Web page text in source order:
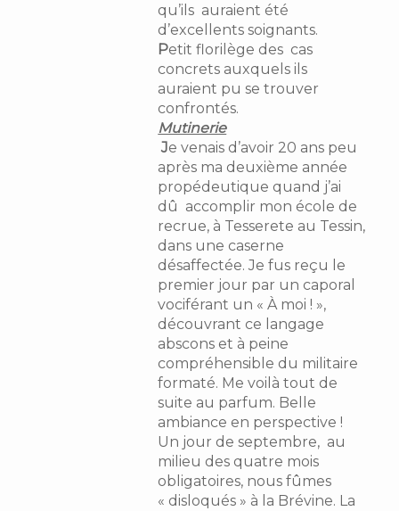
qu’ils auraient été
d’excellents soignants.
Petit florilège des cas
concrets auxquels ils
auraient pu se trouver
confrontés.
Mutinerie
Je venais d’avoir 20 ans peu
après ma deuxième année
propédeutique quand j’ai
dû accomplir mon école de
recrue, à Tesserete au Tessin,
dans une caserne
désaffectée. Je fus reçu le
premier jour par un caporal
vociférant un « À moi ! »,
découvrant ce langage
abscons et à peine
compréhensible du militaire
formaté. Me voilà tout de
suite au parfum. Belle
ambiance en perspective !
Un jour de septembre, au
milieu des quatre mois
obligatoires, nous fûmes
« disloqués » à la Brévine. La